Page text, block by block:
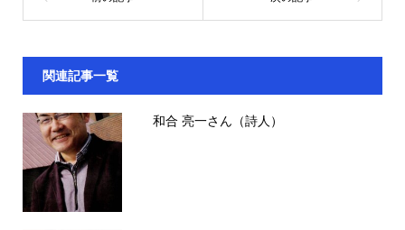
関連記事一覧
和合 亮一さん（詩人）